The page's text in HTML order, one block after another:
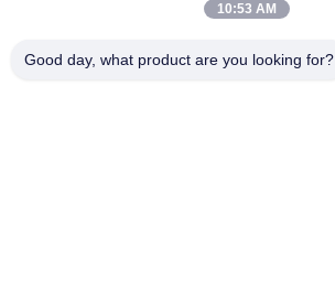
10:53 AM
Good day, what product are you looking for?